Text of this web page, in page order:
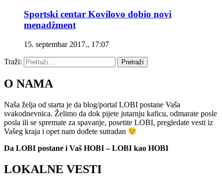
Sportski centar Kovilovo dobio novi
menadžment
15. septembar 2017., 17:07
Traži: Pretraži
O NAMA
Naša želja od starta je da blog/portal LOBI postane Vaša
svakodnevnica. Želimo da dok pijete jutarnju kaficu, odmarate posle
posla ili se spremate za spavanje, posetite LOBI, pregledate vesti iz
Vašeg kraja i opet nam dođete sutradan
Da LOBI postane i Vaš HOBI – LOBI kao HOBI
LOKALNE VESTI